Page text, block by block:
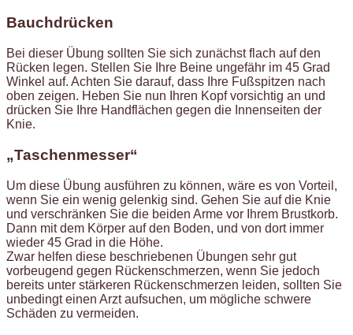
Bauchdrücken
Bei dieser Übung sollten Sie sich zunächst flach auf den
Rücken legen. Stellen Sie Ihre Beine ungefähr im 45 Grad
Winkel auf. Achten Sie darauf, dass Ihre Fußspitzen nach
oben zeigen. Heben Sie nun Ihren Kopf vorsichtig an und
drücken Sie Ihre Handflächen gegen die Innenseiten der
Knie.
„Taschenmesser“
Um diese Übung ausführen zu können, wäre es von Vorteil,
wenn Sie ein wenig gelenkig sind. Gehen Sie auf die Knie
und verschränken Sie die beiden Arme vor Ihrem Brustkorb.
Dann mit dem Körper auf den Boden, und von dort immer
wieder 45 Grad in die Höhe.
Zwar helfen diese beschriebenen Übungen sehr gut
vorbeugend gegen Rückenschmerzen, wenn Sie jedoch
bereits unter stärkeren Rückenschmerzen leiden, sollten Sie
unbedingt einen Arzt aufsuchen, um mögliche schwere
Schäden zu vermeiden.